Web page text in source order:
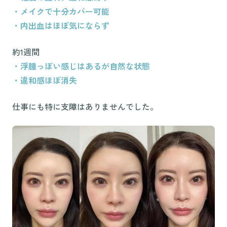
・メイクで十分カバー可能
・内出血はほぼ気にならず
約1週間
・浮腫っぽい感じはあるが自然な状態
・違和感ほぼ消失
仕事にも特に支障はありませんでした。